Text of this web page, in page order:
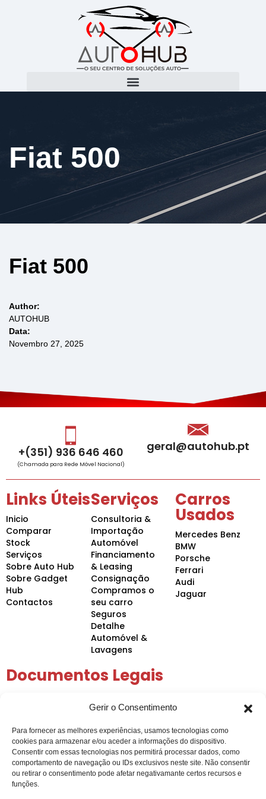
Gerir o Consentimento
Para fornecer as melhores experiências, usamos tecnologias como
cookies para armazenar e/ou aceder a informações do dispositivo.
Consentir com essas tecnologias nos permitirá processar dados, como
comportamento de navegação ou IDs exclusivos neste site. Não consentir
ou retirar o consentimento pode afetar negativamante certos recursos e
funções.
Fiat 500
Fiat 500
Author:
AUTOHUB
Data:
Novembro 27, 2025
+(351) 936 646 460
(Chamada para Rede Móvel Nacional)
geral@autohub.pt
Links Úteis
Inicio
Comparar
Stock
Serviços
Sobre Auto Hub
Sobre Gadget
Hub
Contactos
Serviços
Consultoria &
Importação
Automóvel
Financiamento
& Leasing
Consignação
Compramos o
seu carro
Seguros
Detalhe
Automóvel &
Lavagens
Carros
Usados
Mercedes Benz
BMW
Porsche
Ferrari
Audi
Jaguar
Documentos Legais
Política de Privacidade
Condições Gerais
Arbitragem de Conflitos
Intermediação de Crédito